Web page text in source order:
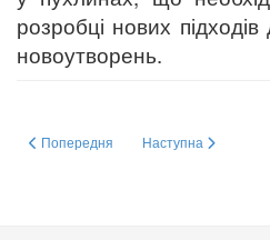
розробці нових підходів
новоутворень.
Попередня стаття: РОЛЬ
Попередня Наступна стаття:
Наступна